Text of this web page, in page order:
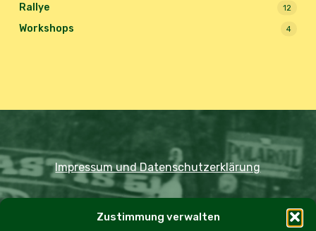
Zustimmung verwalten
Rallye 12
Workshops 4
Impressum und Datenschutzerklärung